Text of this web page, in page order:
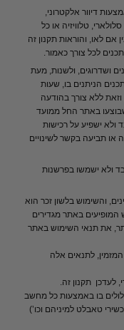
דיוור אלקטרוני,
טלוויזיה או כל
לאו, והוראות תקנון זה
לכל צורך כאמור.
ושדרוגים, ולשנות, מעת
הניתנים בו, שעות
ללא צורך בהודעה
באתר החל ממועד
ולא ישפיע על רכישות
תביעה בקשר לשינויים
ולא ישמשו בפרשנות
והשימוש בלשון זכר הוא
המופיעים באתר מגדירים
את תנאי השימוש באתר
לתנאים אלה
תקנון זה.
בו באמצעות כל מחשב
טאבלט למיניהם וכו’)